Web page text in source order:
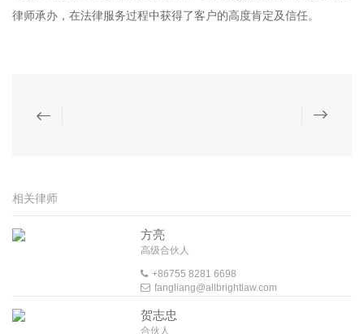
律师承办，在法律服务过程中获得了客户的高度肯定及信任。
相关律师
方亮
高级合伙人
+86755 8281 6698
fangliang@allbrightlaw.com
贺志忠
合伙人